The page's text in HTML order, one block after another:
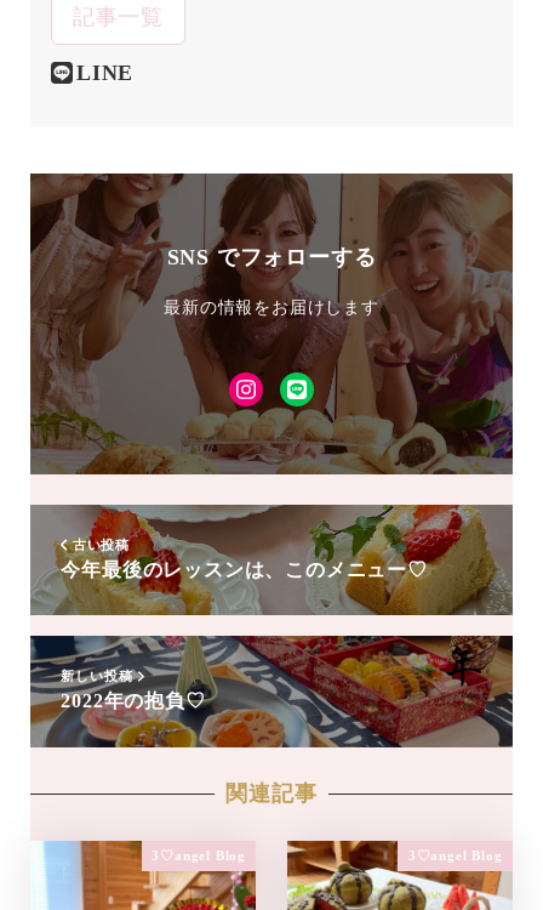
記事一覧
LINE
SNS でフォローする
最新の情報をお届けします
Instagram
LINE
友
達
追
加
古い投稿
今年最後のレッスンは、このメニュー♡
新しい投稿
2022年の抱負♡
関連記事
3♡angel Blog 3♡angel Blog